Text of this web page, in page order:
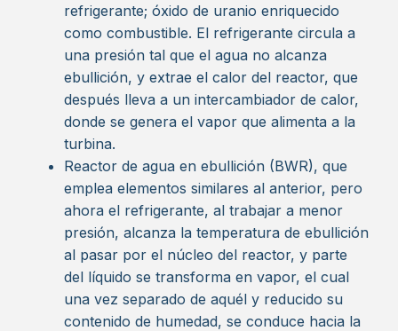
refrigerante; óxido de uranio enriquecido
como combustible. El refrigerante circula a
una presión tal que el agua no alcanza
ebullición, y extrae el calor del reactor, que
después lleva a un intercambiador de calor,
donde se genera el vapor que alimenta a la
turbina.
Reactor de agua en ebullición (BWR), que
emplea elementos similares al anterior, pero
ahora el refrigerante, al trabajar a menor
presión, alcanza la temperatura de ebullición
al pasar por el núcleo del reactor, y parte
del líquido se transforma en vapor, el cual
una vez separado de aquél y reducido su
contenido de humedad, se conduce hacia la